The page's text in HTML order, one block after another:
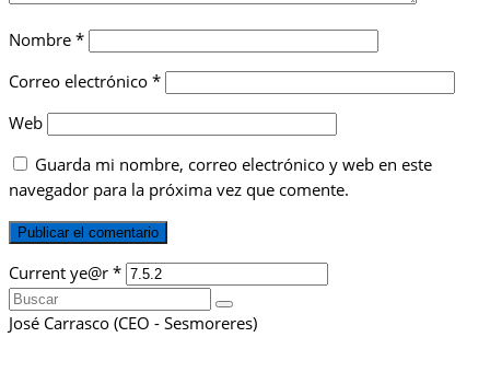
Nombre *
Correo electrónico *
Web
Guarda mi nombre, correo electrónico y web en este
navegador para la próxima vez que comente.
Current ye@r *
Buscar
por:
José Carrasco (CEO - Sesmoreres)